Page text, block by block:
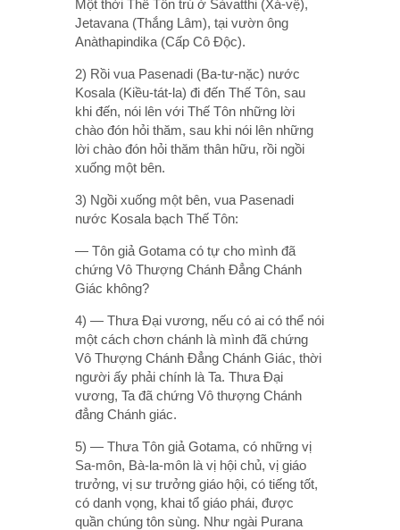
Một thời Thế Tôn trú ở Sàvatthi (Xá-vệ),
Jetavana (Thắng Lâm), tại vườn ông
Anàthapindika (Cấp Cô Ðộc).
2) Rồi vua Pasenadi (Ba-tư-nặc) nước
Kosala (Kiều-tát-la) đi đến Thế Tôn, sau
khi đến, nói lên với Thế Tôn những lời
chào đón hỏi thăm, sau khi nói lên những
lời chào đón hỏi thăm thân hữu, rồi ngồi
xuống một bên.
3) Ngồi xuống một bên, vua Pasenadi
nước Kosala bạch Thế Tôn:
— Tôn giả Gotama có tự cho mình đã
chứng Vô Thượng Chánh Ðẳng Chánh
Giác không?
4) — Thưa Ðại vương, nếu có ai có thể nói
một cách chơn chánh là mình đã chứng
Vô Thượng Chánh Ðẳng Chánh Giác, thời
người ấy phải chính là Ta. Thưa Ðại
vương, Ta đã chứng Vô thượng Chánh
đẳng Chánh giác.
5) — Thưa Tôn giả Gotama, có những vị
Sa-môn, Bà-la-môn là vị hội chủ, vị giáo
trưởng, vị sư trưởng giáo hội, có tiếng tốt,
có danh vọng, khai tổ giáo phái, được
quần chúng tôn sùng. Như ngài Purana